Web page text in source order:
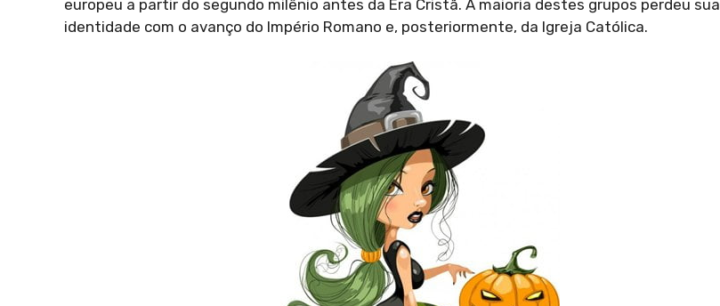
europeu a partir do segundo milênio antes da Era Cristã. A maioria destes grupos perdeu sua
identidade com o avanço do Império Romano e, posteriormente, da Igreja Católica.